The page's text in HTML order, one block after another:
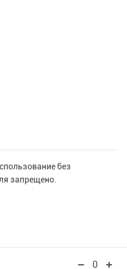
без
запрещено.
0